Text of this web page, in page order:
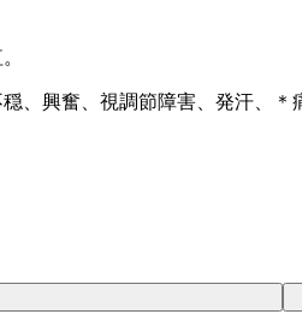
興奮、視調節障害、発汗、＊